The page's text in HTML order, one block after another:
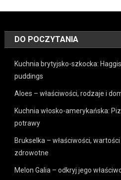
DO POCZYTANIA
Kuchnia brytyjsko-szkocka:
puddings
Aloes – właściwości, rodzaje i
Kuchnia włosko-amerykańska:
potrawy
Brukselka – właściwości,
zdrowotne
Melon Galia – odkryj jego